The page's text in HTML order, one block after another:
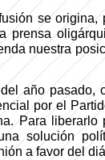
se
prensa
nuestra
año pasado,
por el
Para liberarlo
solución
a favor del